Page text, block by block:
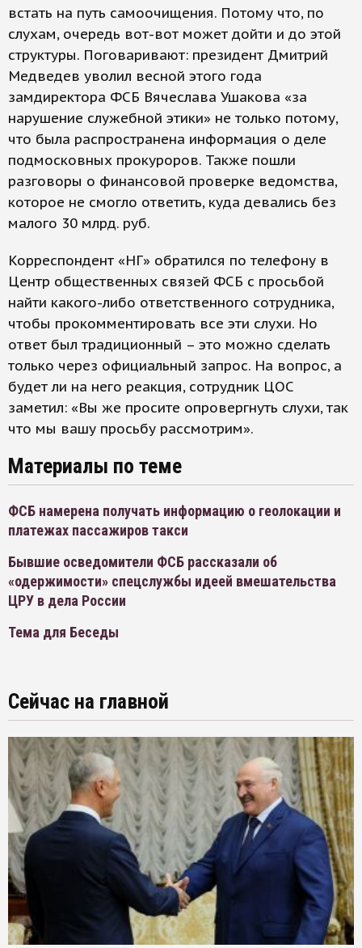
встать на путь самоочищения. Потому что, по
слухам, очередь вот-вот может дойти и до этой
структуры. Поговаривают: президент Дмитрий
Медведев уволил весной этого года
замдиректора ФСБ Вячеслава Ушакова «за
нарушение служебной этики» не только потому,
что была распространена информация о деле
подмосковных прокуроров. Также пошли
разговоры о финансовой проверке ведомства,
которое не смогло ответить, куда девались без
малого 30 млрд. руб.
Корреспондент «НГ» обратился по телефону в
Центр общественных связей ФСБ с просьбой
найти какого-либо ответственного сотрудника,
чтобы прокомментировать все эти слухи. Но
ответ был традиционный – это можно сделать
только через официальный запрос. На вопрос, а
будет ли на него реакция, сотрудник ЦОС
заметил: «Вы же просите опровергнуть слухи, так
что мы вашу просьбу рассмотрим».
Материалы по теме
ФСБ намерена получать информацию о геолокации и
платежах пассажиров такси
Бывшие осведомители ФСБ рассказали об
«одержимости» спецслужбы идеей вмешательства
ЦРУ в дела России
Тема для Беседы
Сейчас на главной